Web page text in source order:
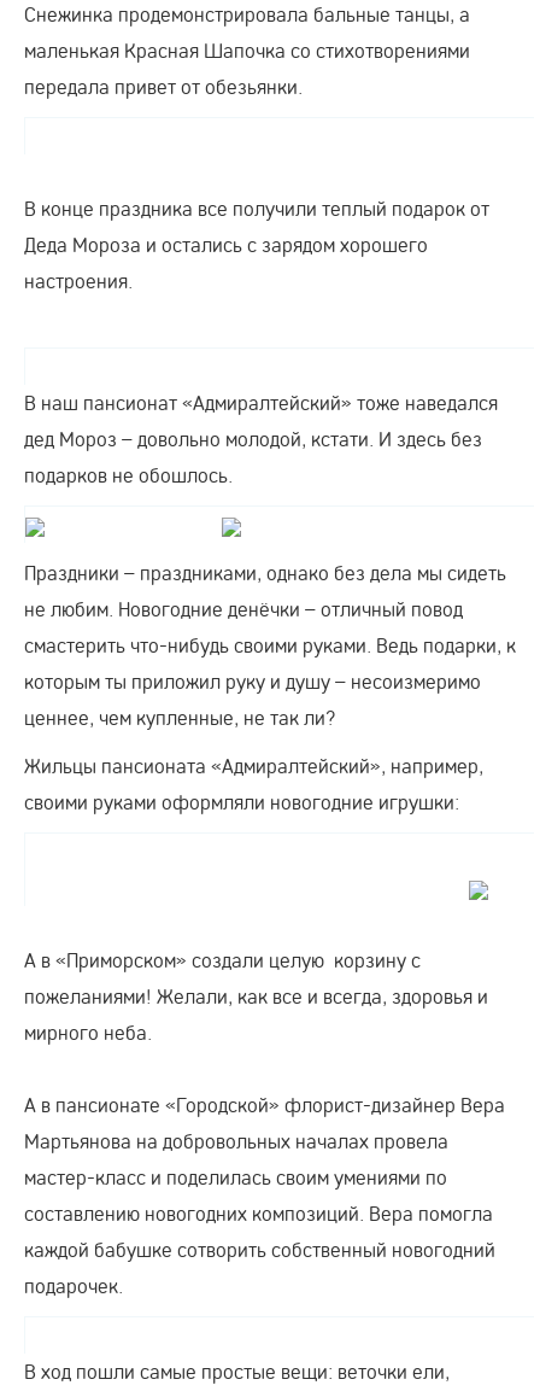
Снежинка продемонстрировала бальные танцы, а
маленькая Красная Шапочка со стихотворениями
передала привет от обезьянки.
В конце праздника все получили теплый подарок от
Деда Мороза и остались с зарядом хорошего
настроения.
В наш пансионат «Адмиралтейский» тоже наведался
дед Мороз – довольно молодой, кстати. И здесь без
подарков не обошлось.
Праздники – праздниками, однако без дела мы сидеть
не любим. Новогодние денёчки – отличный повод
смастерить что-нибудь своими руками. Ведь подарки, к
которым ты приложил руку и душу – несоизмеримо
ценнее, чем купленные, не так ли?
Жильцы пансионата «Адмиралтейский», например,
своими руками оформляли новогодние игрушки:
А в «Приморском» создали целую корзину с
пожеланиями! Желали, как все и всегда, здоровья и
мирного неба.
А в пансионате «Городской» флорист-дизайнер Вера
Мартьянова на добровольных началах провела
мастер-класс и поделилась своим умениями по
составлению новогодних композиций. Вера помогла
каждой бабушке сотворить собственный новогодний
подарочек.
В ход пошли самые простые вещи: веточки ели,